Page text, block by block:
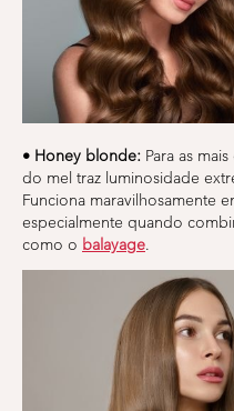
• Honey blonde: Para as
do mel traz luminosidade
Funciona maravilhosamente
especialmente quando
como o balayage.